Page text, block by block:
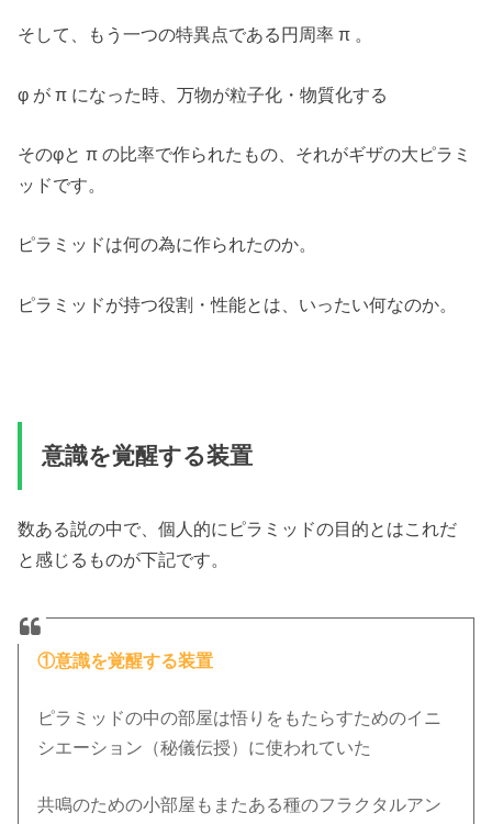
そして、もう一つの特異点である円周率 π 。
φ が π になった時、万物が粒子化・物質化する
そのφと π の比率で作られたもの、それがギザの大ピラミ
ッドです。
ピラミッドは何の為に作られたのか。
ピラミッドが持つ役割・性能とは、いったい何なのか。
意識を覚醒する装置
数ある説の中で、個人的にピラミッドの目的とはこれだ
と感じるものが下記です。
①意識を覚醒する装置
ピラミッドの中の部屋は悟りをもたらすためのイニ
シエーション（秘儀伝授）に使われていた
共鳴のための小部屋もまたある種のフラクタルアン